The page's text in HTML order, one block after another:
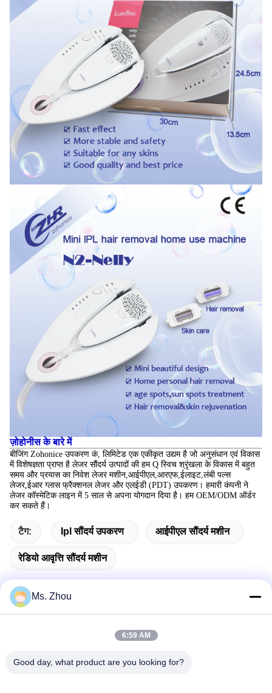
ज़ोहोनीस के बारे में
बीजिंग Zohonice उपकरण कं, लिमिटेड एक एकीकृत उद्यम है जो अनुसंधान एवं विकास
में विशेषज्ञता प्राप्त है लेजर सौंदर्य उत्पादों की हम Q स्विच श्रृंखला के विकास में बहुत
समय और प्रयास का निवेश लेजर मशीन,आईपीएल,आरएफ,ईलाइट,लंबी पल्स
लेजर,ईआर ग्लास फ्रैक्शनल लेजर और एलईडी (PDT) उपकरण। हमारी कंपनी ने
लेजर कॉस्मेटिक लाइन में 5 साल से अपना योगदान दिया है। हम OEM/ODM ऑर्डर
कर सकते हैं।
टैग: Ipl सौंदर्य उपकरण आईपीएल सौंदर्य मशीन
रेडियो आवृत्ति सौंदर्य मशीन
पता
Ms. Zhou
6:59 AM
Good day, what product are you looking for?